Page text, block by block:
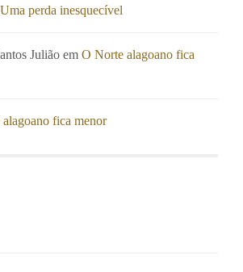
Uma perda inesquecível
Julião emO Norte alagoano fica
fica menor